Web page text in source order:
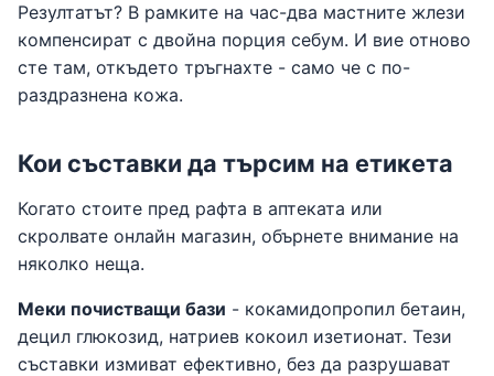
Резултатът? В рамките на час-два мастните жлези
компенсират с двойна порция себум. И вие отново
сте там, откъдето тръгнахте - само че с по-
раздразнена кожа.
Кои съставки да търсим на етикета
Когато стоите пред рафта в аптеката или
скролвате онлайн магазин, обърнете внимание на
няколко неща.
Меки почистващи бази - кокамидопропил бетаин,
децил глюкозид, натриев кокоил изетионат. Тези
съставки измиват ефективно, без да разрушават